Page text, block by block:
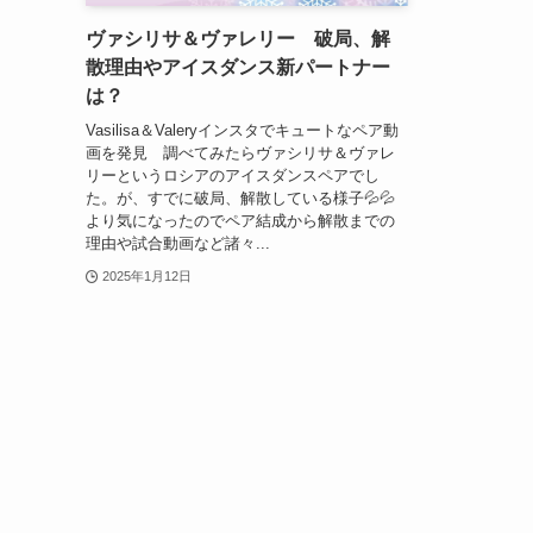
ヴァシリサ＆ヴァレリー 破局、解
散理由やアイスダンス新パートナー
は？
Vasilisa＆Valeryインスタでキュートなペア動
画を発見 調べてみたらヴァシリサ＆ヴァレ
リーというロシアのアイスダンスペアでし
た。が、すでに破局、解散している様子💦💦
より気になったのでペア結成から解散までの
理由や試合動画など諸々...
2025年1月12日